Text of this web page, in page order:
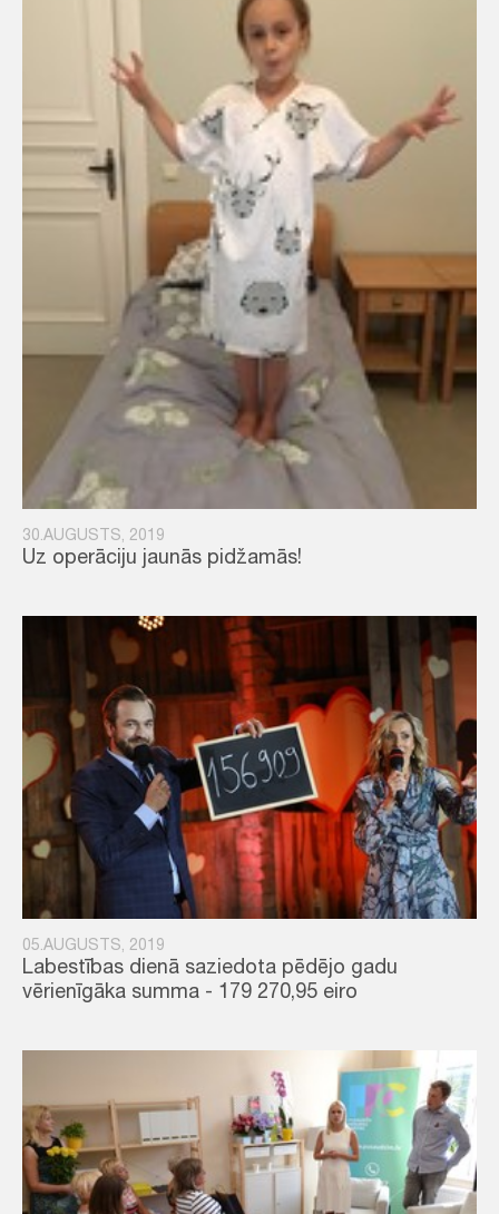
30.AUGUSTS, 2019
Uz operāciju jaunās pidžamās!
05.AUGUSTS, 2019
Labestības dienā saziedota pēdējo gadu
vērienīgāka summa - 179 270,95 eiro